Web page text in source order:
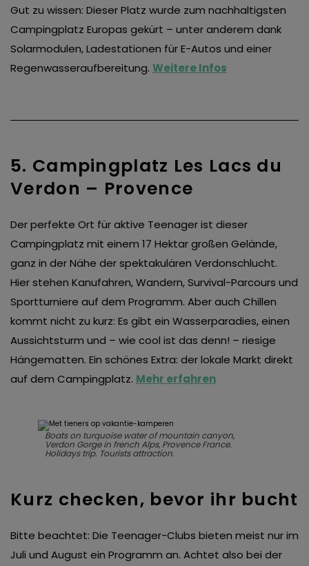
Gut zu wissen: Dieser Platz wurde zum nachhaltigsten
Campingplatz Europas gekürt – unter anderem dank
Solarmodulen, Ladestationen für E-Autos und einer
Regenwasseraufbereitung. Weitere Infos
5. Campingplatz Les Lacs du
Verdon – Provence
Der perfekte Ort für aktive Teenager ist dieser
Campingplatz mit einem 17 Hektar großen Gelände,
ganz in der Nähe der spektakulären Verdonschlucht.
Hier stehen Kanufahren, Wandern, Survival-Parcours und
Sportturniere auf dem Programm. Aber auch Chillen
kommt nicht zu kurz: Es gibt ein Wasserparadies, einen
Aussichtsturm und – wie cool ist das denn! – riesige
Hängematten. Ein schönes Extra: der lokale Markt direkt
auf dem Campingplatz. Mehr erfahren
Boats on turquoise water of mountain canyon,
Verdon Gorge in french Alps, Provence France.
Holidays trip. Tourists attraction.
Kurz checken, bevor ihr bucht
Bitte beachtet: Die Teenager-Clubs bieten meist nur im
Juli und August ein Programm an. Achtet also bei der